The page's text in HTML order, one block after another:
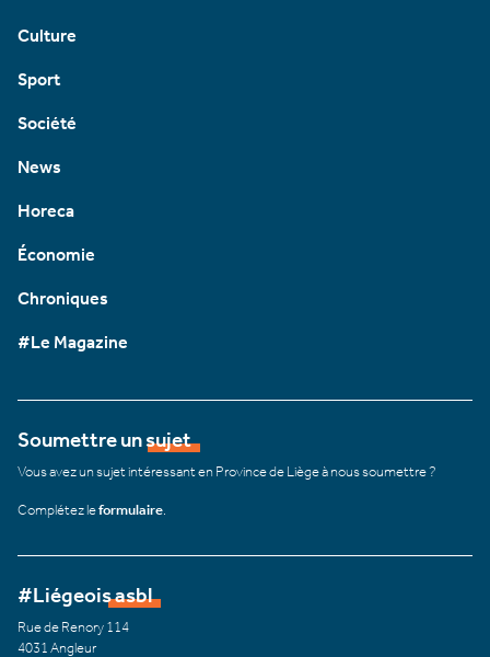
Culture
Sport
Société
News
Horeca
Économie
Chroniques
#Le Magazine
Soumettre un sujet
Vous avez un sujet intéressant en Province de Liège à nous soumettre ?
Complétez leformulaire
#Liégeois asbl
Rue de Renory 114
4031 Angleur